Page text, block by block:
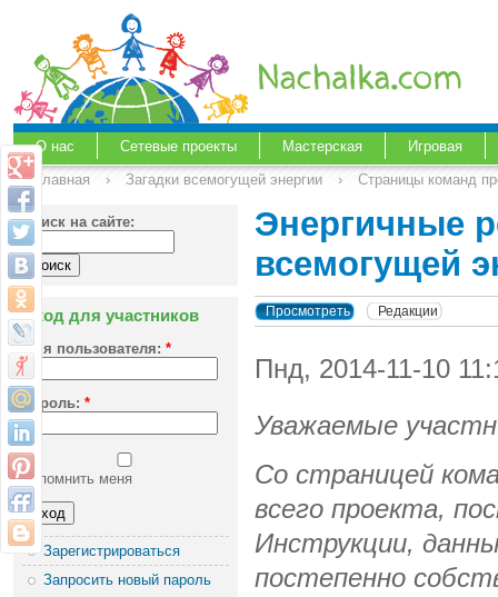
О нас Сетевые проекты Мастерская
Игровая
Главная
› Загадки всемогущей энергии › Страницы команд
Поиск на сайте:
Вход для участников
Имя пользователя: *
Пароль: *
Запомнить меня
Зарегистрироваться
Запросить новый пароль
Энергичные
всемогущей
Просмотреть Редакции
Пнд, 2014-11-10
Уважаемые
Со страницей
всего проекта,
Инструкции,
постепенно